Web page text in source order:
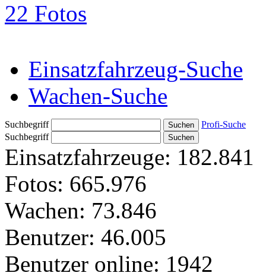
22 Fotos
Einsatzfahrzeug-Suche
Wachen-Suche
Suchbegriff
Profi-Suche
Suchbegriff
Einsatzfahrzeuge: 182.841
Fotos: 665.976
Wachen: 73.846
Benutzer: 46.005
Benutzer online: 1942